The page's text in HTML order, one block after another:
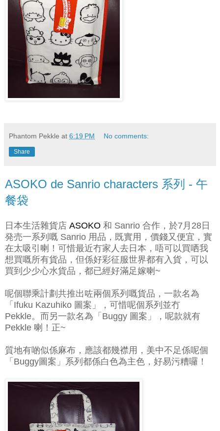
Phantom Pekkle at 6:19 PM No comments:
Share
ASOKO de Sanrio characters 系列 - 午
餐袋
日本生活雜貨店 ASOKO 和 Sanrio 合作，於7月28日
発売一系列嘅 Sanrio 用品，既實用，價錢又便宜，實
在太吸引喇！可惜最近冇家人去日本，唔可以買哂我
想買嘅所有貨品，但係好彩征服世界都有入貨，可以
買到少少心水貨品，都已經好滿足嫁喇~
呢個聯乘計劃共推出咗兩個系列嘅貨品，一款名為
「Ifuku Kazuhiko 圖案」，可惜呢個系列並冇
Pekkle。而另一款名為「Buggy 圖案」，呢款就有
Pekkle 喇！正~
質地有啲似係麻布，應該都幾襟用，美中不足係呢個
「Buggy圖案」系列都係白色為主色，好易污糟囉！